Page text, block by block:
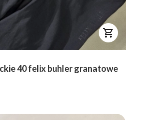
40 felix buhler granatowe